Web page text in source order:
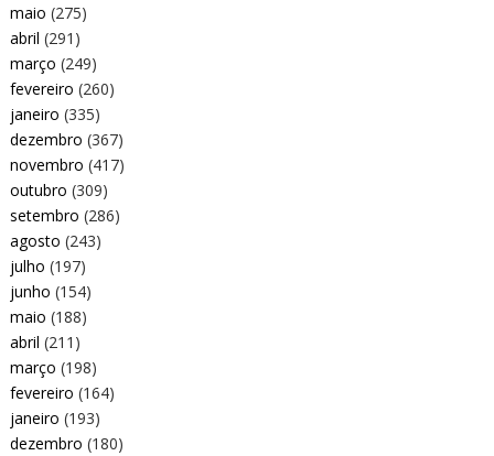
maio (275)
abril (291)
março (249)
fevereiro (260)
janeiro (335)
dezembro (367)
novembro (417)
outubro (309)
setembro (286)
agosto (243)
julho (197)
junho (154)
maio (188)
abril (211)
março (198)
fevereiro (164)
janeiro (193)
dezembro (180)